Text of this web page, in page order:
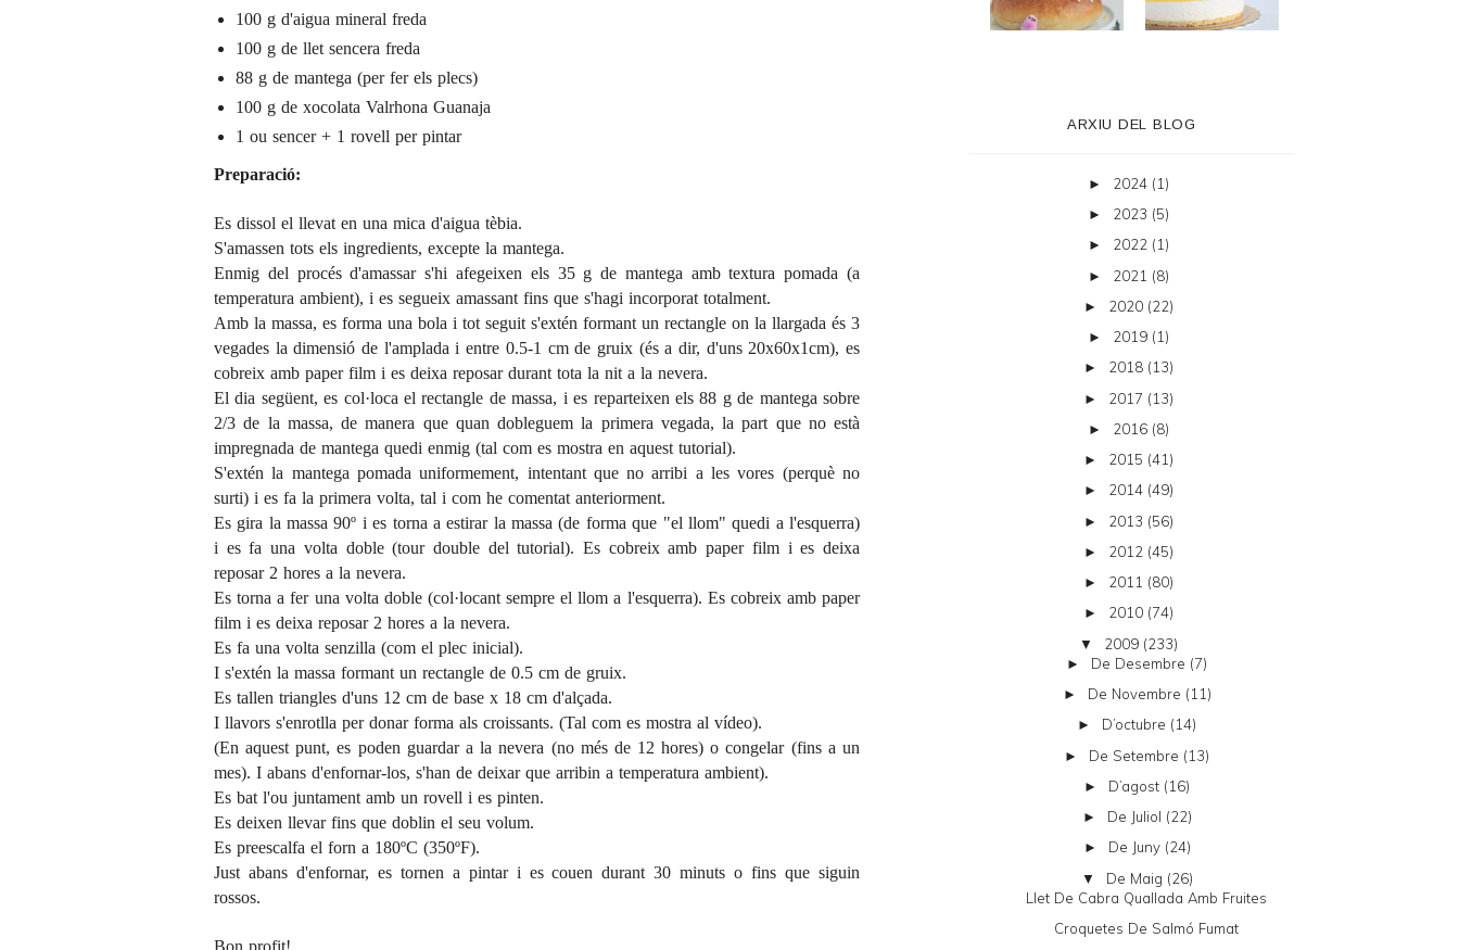
100 g d'aigua mineral freda
100 g de llet sencera freda
88 g de mantega (per fer els plecs)
100 g de xocolata Valrhona Guanaja
1 ou sencer + 1 rovell per pintar
Preparació:
Es dissol el llevat en una mica d'aigua tèbia.
S'amassen tots els ingredients, excepte la mantega.
Enmig del procés d'amassar s'hi afegeixen els 35 g de mantega amb textura pomada (a
temperatura ambient), i es segueix amassant fins que s'hagi incorporat totalment.
Amb la massa, es forma una bola i tot seguit s'extén formant un rectangle on la llargada és 3
vegades la dimensió de l'amplada i entre 0.5-1 cm de gruix (és a dir, d'uns 20x60x1cm), es
cobreix amb paper film i es deixa reposar durant tota la nit a la nevera.
El dia següent, es col·loca el rectangle de massa, i es reparteixen els 88 g de mantega sobre
2/3 de la massa, de manera que quan dobleguem la primera vegada, la part que no està
impregnada de mantega quedi enmig (tal com es mostra en aquest tutorial).
S'extén la mantega pomada uniformement, intentant que no arribi a les vores (perquè no
surti) i es fa la primera volta, tal i com he comentat anteriorment.
Es gira la massa 90º i es torna a estirar la massa (de forma que "el llom" quedi a l'esquerra)
i es fa una volta doble (tour double del tutorial). Es cobreix amb paper film i es deixa
reposar 2 hores a la nevera.
Es torna a fer una volta doble (col·locant sempre el llom a l'esquerra). Es cobreix amb paper
film i es deixa reposar 2 hores a la nevera.
Es fa una volta senzilla (com el plec inicial).
I s'extén la massa formant un rectangle de 0.5 cm de gruix.
Es tallen triangles d'uns 12 cm de base x 18 cm d'alçada.
I llavors s'enrotlla per donar forma als croissants. (Tal com es mostra al vídeo).
(En aquest punt, es poden guardar a la nevera (no més de 12 hores) o congelar (fins a un
mes). I abans d'enfornar-los, s'han de deixar que arribin a temperatura ambient).
Es bat l'ou juntament amb un rovell i es pinten.
Es deixen llevar fins que doblin el seu volum.
Es preescalfa el forn a 180ºC (350ºF).
Just abans d'enfornar, es tornen a pintar i es couen durant 30 minuts o fins que siguin
rossos.
Bon profit!
ARXIU DEL BLOG
► 2024 (1)
► 2023 (5)
► 2022 (1)
► 2021 (8)
► 2020 (22)
► 2019 (1)
► 2018 (13)
► 2017 (13)
► 2016 (8)
► 2015 (41)
► 2014 (49)
► 2013 (56)
► 2012 (45)
► 2011 (80)
► 2010 (74)
▼ 2009 (233)
► De Desembre (7)
► De Novembre (11)
► D’octubre (14)
► De Setembre (13)
► D’agost (16)
► De Juliol (22)
► De Juny (24)
▼ De Maig (26)
Llet De Cabra Quallada Amb Fruites
Croquetes De Salmó Fumat